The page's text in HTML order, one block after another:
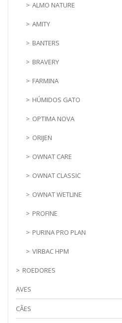
ALMO NATURE
AMITY
BANTERS
BRAVERY
FARMINA
HÚMIDOS GATO
OPTIMA NOVA
ORIJEN
OWNAT CARE
OWNAT CLASSIC
OWNAT WETLINE
PROFINE
PURINA PRO PLAN
VIRBAC HPM
ROEDORES
AVES
CÃES